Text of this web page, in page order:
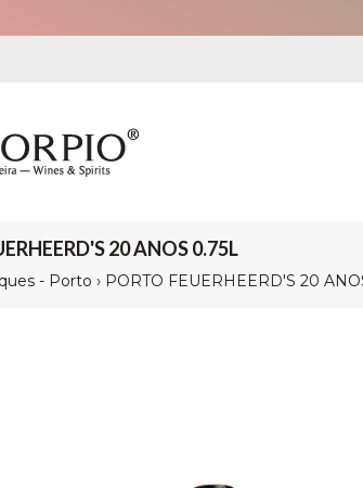
20 ANOS 0.75L
- Porto › PORTO FEUERHEERD'S 20